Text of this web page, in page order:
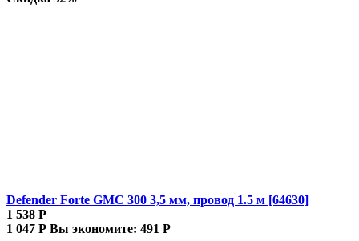
Defender Forte GMC 300 3,5 мм, провод 1.5 м [64630]
1 538 Р
1 047 Р Вы экономите: 491 Р